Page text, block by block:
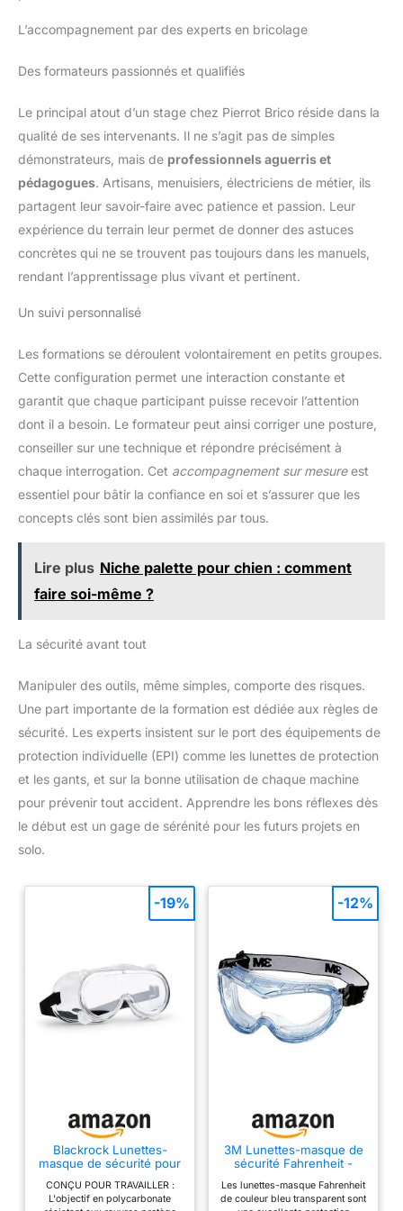
appareils afin d’éviter toute
surcharge.
L’accompagnement par des experts en bricolage
Des formateurs passionnés et qualifiés
Le principal atout d’un stage chez Pierrot Brico réside dans la
qualité de ses intervenants. Il ne s’agit pas de simples
démonstrateurs, mais de professionnels aguerris et
pédagogues. Artisans, menuisiers, électriciens de métier, ils
partagent leur savoir-faire avec patience et passion. Leur
expérience du terrain leur permet de donner des astuces
concrètes qui ne se trouvent pas toujours dans les manuels,
rendant l’apprentissage plus vivant et pertinent.
Un suivi personnalisé
Les formations se déroulent volontairement en petits groupes.
Cette configuration permet une interaction constante et
garantit que chaque participant puisse recevoir l’attention
dont il a besoin. Le formateur peut ainsi corriger une posture,
conseiller sur une technique et répondre précisément à
chaque interrogation. Cet accompagnement sur mesureest
essentiel pour bâtir la confiance en soi et s’assurer que les
concepts clés sont bien assimilés par tous.
Lire plus Niche palette pour chien : comment
faire soi-même ?
La sécurité avant tout
Manipuler des outils, même simples, comporte des risques.
Une part importante de la formation est dédiée aux règles de
sécurité. Les experts insistent sur le port des équipements de
protection individuelle (EPI) comme les lunettes de protection
et les gants, et sur la bonne utilisation de chaque machine
pour prévenir tout accident. Apprendre les bons réflexes dès
le début est un gage de sérénité pour les futurs projets en
solo.
Blackrock Lunettes-
masque de sécurité pour
CONÇU POUR TRAVAILLER :
L'objectif en polycarbonate
-19%
3M Lunettes-masque de
sécurité Fahrenheit -
pour les applications
chimiques - Protection
Les lunettes-masque Fahrenheit
de couleur bleu transparent sont
-12%